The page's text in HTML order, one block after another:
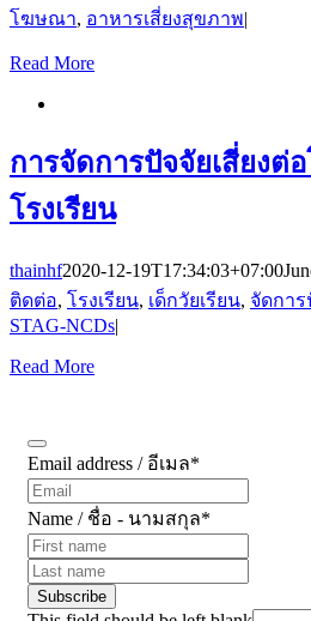
โฆษณา, อาหารเสี่ยงสุขภาพ|
Read More
การจัดการปัจจัยเสี่ยงต่
โรงเรียน
thainhf2020-12-19T17:34:03+07:00
ติดต่อ, โรงเรียน, เด็กวัยเรียน, จัดการ
STAG-NCDs
Read More
Email address / อีเมล*
Name / ชื่อ - นามสกุล*
Subscribe